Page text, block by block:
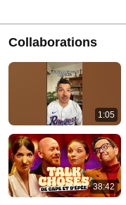
Collaborations
1:05
38:42